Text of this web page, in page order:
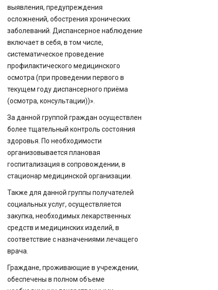
выявления, предупреждения
осложнений, обострения хронических
заболеваний. Диспансерное наблюдение
включает в себя, в том числе,
систематическое проведение
профилактического медицинского
осмотра (при проведении первого в
текущем году диспансерного приёма
(осмотра, консультации))».
За данной группой граждан осуществлен
более тщательный контроль состояния
здоровья. По необходимости
организовывается плановая
госпитализация в сопровождении, в
стационар медицинской организации.
Также для данной группы получателей
социальных услуг, осуществляется
закупка, необходимых лекарственных
средств и медицинских изделий, в
соответствие с назначениями лечащего
врача.
Граждане, проживающие в учреждении,
обеспечены в полном объеме